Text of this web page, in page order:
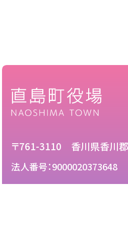
〒761-3110 香川県香川
法人番号：9000020373648